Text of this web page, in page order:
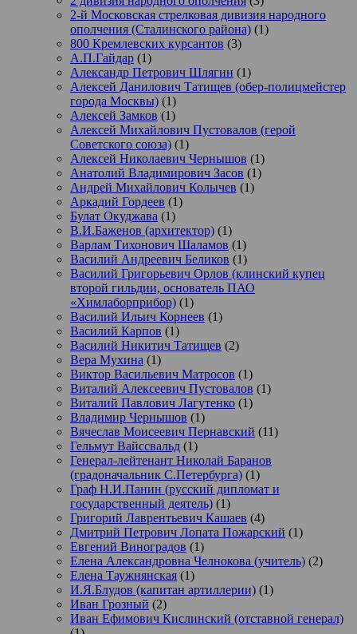
2-й Московская стрелковая дивизия народного
ополчения (Сталинского района) (1)
800 Кремлевских курсантов (3)
А.П.Гайдар (1)
Александр Петрович Шлягин (1)
Алексей Данилович Татищев (обер-полицмейстер
города Москвы) (1)
Алексей Замков (1)
Алексей Михайлович Пустовалов (герой
Советского союза) (1)
Алексей Николаевич Чернышов (1)
Анатолий Владимирович Засов (1)
Андрей Михайлович Колычев (1)
Аркадий Гордеев (1)
Булат Окуджава (1)
В.И.Баженов (архитектор) (1)
Варлам Тихонович Шаламов (1)
Василий Андреевич Беликов (1)
Василий Григорьевич Орлов (клинский купец
второй гильдии, основатель ПАО
«Химлаборприбор) (1)
Василий Ильич Корнеев (1)
Василий Карпов (1)
Василий Никитич Татищев (2)
Вера Мухина (1)
Виктор Васильевич Матросов (1)
Виталий Алексеевич Пустовалов (1)
Виталий Павлович Лагутенко (1)
Владимир Чернышов (1)
Вячеслав Моисеевич Пернавский (11)
Гельмут Вайссвальд (1)
Генерал-лейтенант Николай Баранов
(градоначальник С.Петербурга) (1)
Граф Н.И.Панин (русский дипломат и
государственный деятель) (1)
Григорий Лаврентьевич Кашаев (4)
Дмитрий Петрович Лопата Пожарский (1)
Евгений Виноградов (1)
Елена Александровна Челнокова (учитель) (2)
Елена Таужнянская (1)
И.Я.Блудов (капитан артиллерии) (1)
Иван Грозный (2)
Иван Ефимович Кислинский (отставной генерал)